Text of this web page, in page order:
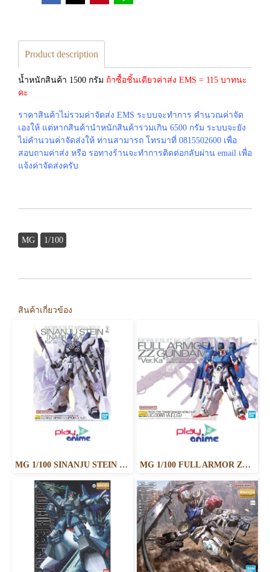
Product description
น้ำหนักสินค้า 1500 กรัม ถ้าซื้อชิ้นเดียวค่าส่ง EMS = 115 บาทนะ
คะ
ราคาสินค้าไม่รวมค่าจัดส่ง EMS ระบบจะทำการ คำนวณค่าจัด
เองให้ แต่หากสินค้านำหนักสินค้ารวมเกิน 6500 กรัม ระบบจะยัง
ไม่คำนวนค่าจัดส่งให้ ท่านสามารถ โทรมาที่ 0815502600 เพื่อ
สอบถามค่าส่ง หรือ รอทางร้านจะทำการติดต่อกลับผ่าน email เพื่อ
แจ้งค่าจัดส่งครับ
MG 1/100
สินค้าเกี่ยวข้อง
MG 1/100 SINANJU STEIN (NARRATIVE VER.) VER.KA MG 1/100 FULL ARMOR ZZ GUNDAM Ver.Ka